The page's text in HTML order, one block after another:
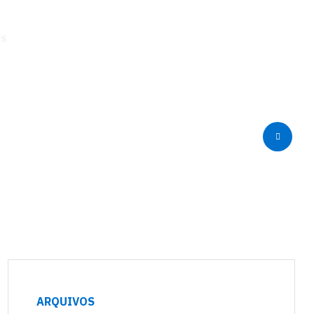
ARQUIVOS